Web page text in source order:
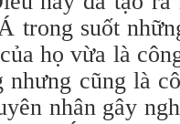
trong suốt
họ vừa là
nhưng cũng là
nhân gây